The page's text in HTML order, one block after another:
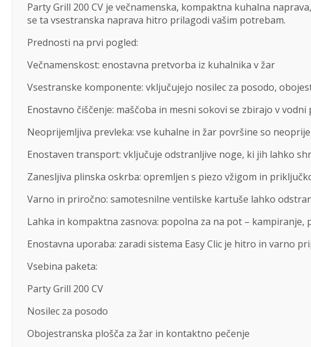
Party Grill 200 CV je večnamenska, kompaktna kuhalna
se ta vsestranska naprava hitro prilagodi vašim potrebam.
Prednosti na prvi pogled:
Večnamenskost: enostavna pretvorba iz kuhalnika v žar
Vsestranske komponente: vključujejo nosilec za posodo,
Enostavno čiščenje: maščoba in mesni sokovi se zbirajo v
Neoprijemljiva prevleka: vse kuhalne in žar površine so
Enostaven transport: vključuje odstranljive noge, ki jih lahko
Zanesljiva plinska oskrba: opremljen s piezo vžigom in
Varno in priročno: samotesnilne ventilske kartuše lahko
Lahka in kompaktna zasnova: popolna za na pot – kampiranje,
Enostavna uporaba: zaradi sistema Easy Clic je hitro in varno
Vsebina paketa:
Party Grill 200 CV
Nosilec za posodo
Obojestranska plošča za žar in kontaktno pečenje